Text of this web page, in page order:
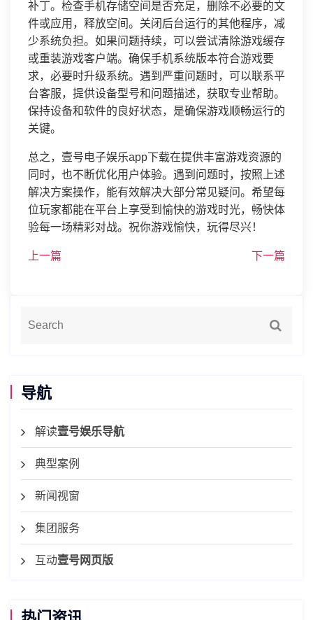
补丁。检查手机存储空间是否充足，删除不必要的文
件或应用，释放空间。关闭后台运行的其他程序，减
少系统负担。如果问题持续，可以尝试清除游戏缓存
或重装游戏客户端。确保手机系统版本符合游戏要
求，必要时升级系统。遇到严重问题时，可以联系平
台客服，提供设备型号和问题描述，获取专业帮助。
保持设备和软件的良好状态，是确保游戏顺畅运行的
关键。
总之，壹号电子娱乐app下载在提供丰富游戏资源的
同时，也不断优化用户体验。遇到问题时，按照上述
解决方案操作，能有效解决大部分常见疑问。希望每
位玩家都能在平台上享受到愉快的游戏时光，畅快体
验每一场精彩对战。祝你游戏愉快，玩得尽兴！
上一篇 下一篇
导航
解读壹号娱乐导航
典型案例
新闻视窗
集团服务
互动壹号网页版